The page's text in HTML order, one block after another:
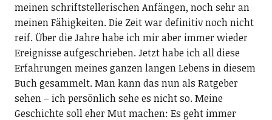
meinen schriftstellerischen Anfängen, noch sehr an
meinen Fähigkeiten. Die Zeit war definitiv noch nicht
reif. Über die Jahre habe ich mir aber immer wieder
Ereignisse aufgeschrieben. Jetzt habe ich all diese
Erfahrungen meines ganzen langen Lebens in diesem
Buch gesammelt. Man kann das nun als Ratgeber
sehen – ich persönlich sehe es nicht so. Meine
Geschichte soll eher Mut machen: Es geht immer